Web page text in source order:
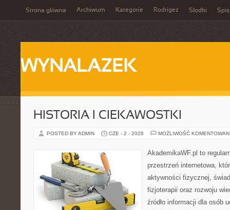
Strona główna Archiwum Kategorie Rodrigez Słodki Spis
WYNALAZEK
HISTORIA I CIEKAWOSTKI
POSTED BY ADMIN CZE - 2 - 2026 MOŻLIWOŚĆ
AkademikaWF.pl to
przestrzeń internetowa,
aktywności fizycznej,
fizjoterapii oraz rozwoju
źródło informacji dla osób